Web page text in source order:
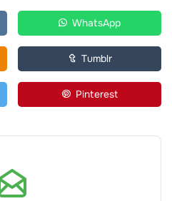
WhatsApp
Tumblr
Pinterest